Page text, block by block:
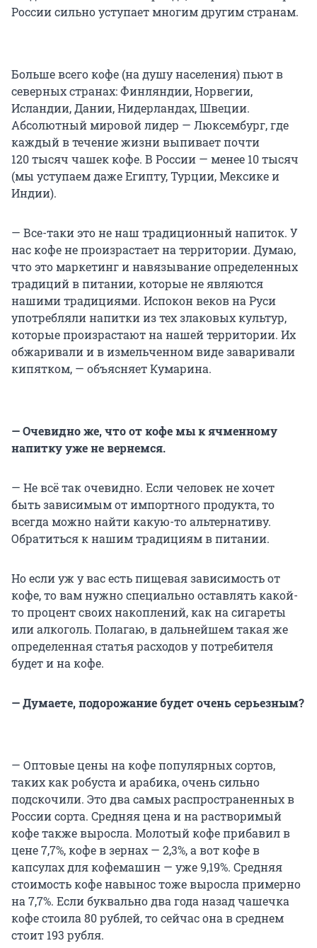
России сильно уступает многим другим странам.
Больше всего кофе (на душу населения) пьют в
северных странах: Финляндии, Норвегии,
Исландии, Дании, Нидерландах, Швеции.
Абсолютный мировой лидер — Люксембург, где
каждый в течение жизни выпивает почти
120 тысяч чашек кофе. В России — менее 10 тысяч
(мы уступаем даже Египту, Турции, Мексике и
Индии).
— Все-таки это не наш традиционный напиток. У
нас кофе не произрастает на территории. Думаю,
что это маркетинг и навязывание определенных
традиций в питании, которые не являются
нашими традициями. Испокон веков на Руси
употребляли напитки из тех злаковых культур,
которые произрастают на нашей территории. Их
обжаривали и в измельченном виде заваривали
кипятком, — объясняет Кумарина.
— Очевидно же, что от кофе мы к ячменному
напитку уже не вернемся.
— Не всё так очевидно. Если человек не хочет
быть зависимым от импортного продукта, то
всегда можно найти какую-то альтернативу.
Обратиться к нашим традициям в питании.
Но если уж у вас есть пищевая зависимость от
кофе, то вам нужно специально оставлять какой-
то процент своих накоплений, как на сигареты
или алкоголь. Полагаю, в дальнейшем такая же
определенная статья расходов у потребителя
будет и на кофе.
— Думаете, подорожание будет очень серьезным?
— Оптовые цены на кофе популярных сортов,
таких как робуста и арабика, очень сильно
подскочили. Это два самых распространенных в
России сорта. Средняя цена и на растворимый
кофе также выросла. Молотый кофе прибавил в
цене 7,7%, кофе в зернах — 2,3%, а вот кофе в
капсулах для кофемашин — уже 9,19%. Средняя
стоимость кофе навынос тоже выросла примерно
на 7,7%. Если буквально два года назад чашечка
кофе стоила 80 рублей, то сейчас она в среднем
стоит 193 рубля.